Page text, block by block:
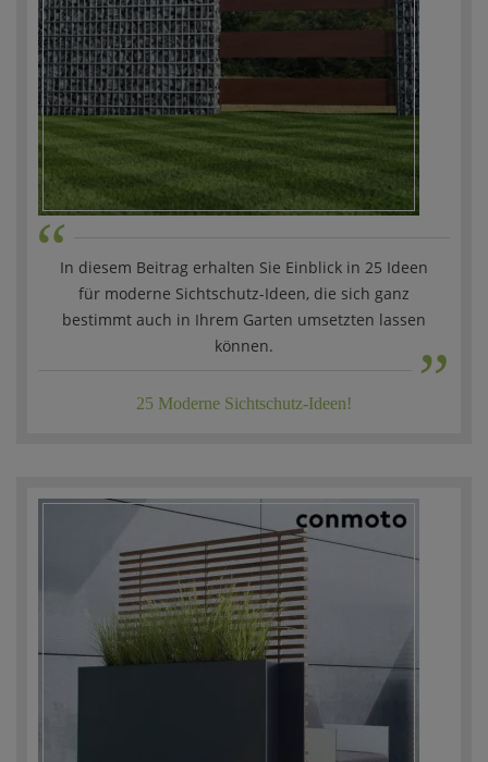
“In diesem Beitrag erhalten Sie Einblick in 25 Ideen
für moderne Sichtschutz-Ideen, die sich ganz
bestimmt auch in Ihrem Garten umsetzten lassen
können.
„
25 Moderne Sichtschutz-Ideen!